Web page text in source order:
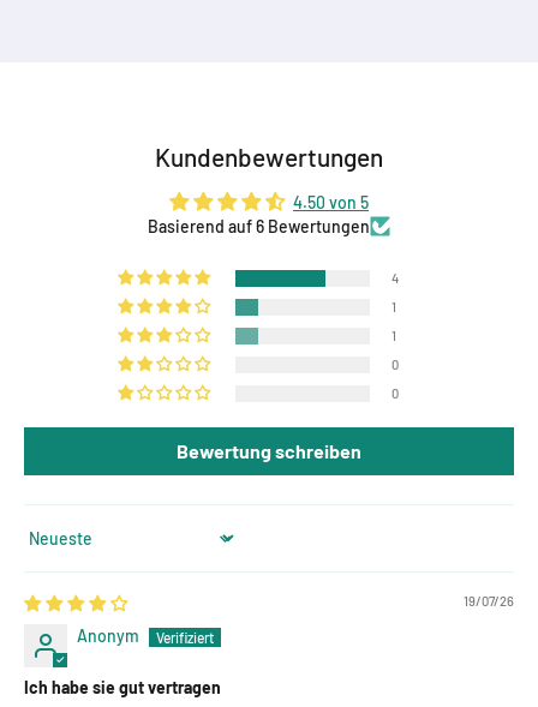
Kundenbewertungen
4.50 von 5
Basierend auf 6 Bewertungen
4
1
1
0
0
Bewertung schreiben
Sort by
19/07/26
Anonym
Ich habe sie gut vertragen